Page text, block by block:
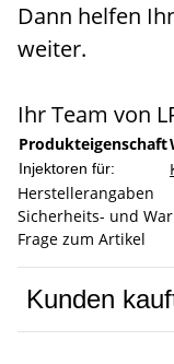
Dann helfen
weiter.
Ihr Team von
Produkteigenschaft
Injektoren für:
Herstellerangaben
Sicherheits- und
Frage zum Artikel
Kunden